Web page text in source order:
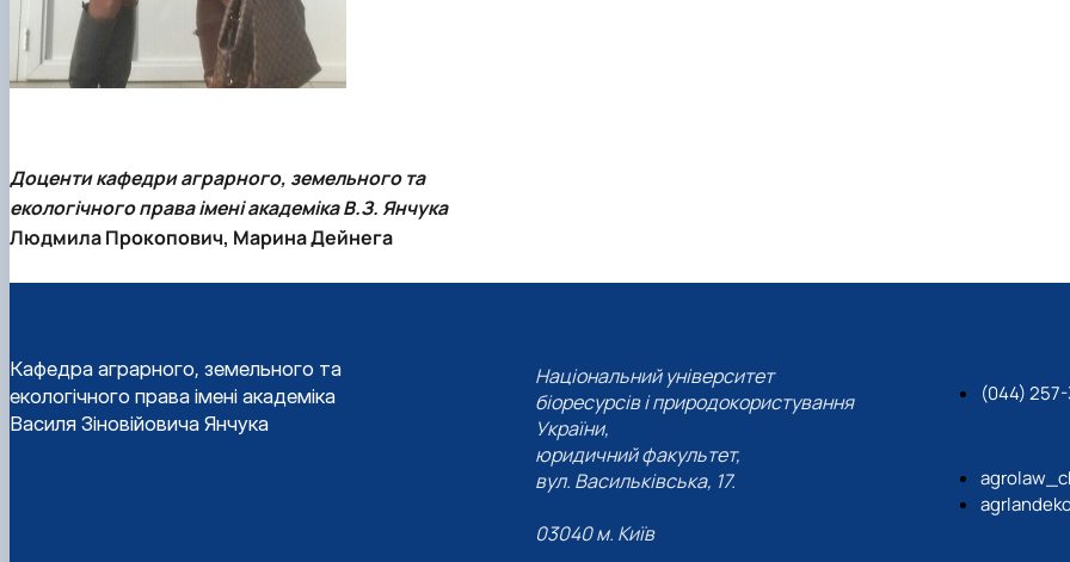
Доценти кафедри аграрного, земельного та
екологічного права імені академіка В.З. Янчука
Людмила Прокопович, Марина Дейнега
Кафедра аграрного, земельного та
екологічного права імені академіка
Василя Зіновійовича Янчука
Національний університет
біоресурсів і природокористування
України,
юридичний факультет,
вул. Васильківська, 17.
03040 м. Київ
(044) 257-